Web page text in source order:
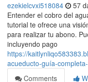
ezekielcvxi518084 57
Entender el cobro del
tutorial te ofrece una
para realizar tu abono.
incluyendo pago
https://
acueducto-guía-
Comments